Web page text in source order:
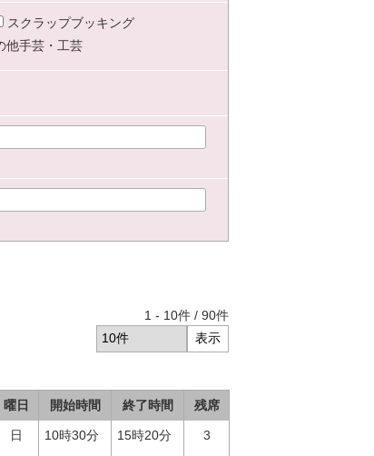
スクラップブッキング
他手芸・工芸
1 - 10件 / 90件
曜日 開始時間 終了時間 残席
日 10時30分 15時20分 3